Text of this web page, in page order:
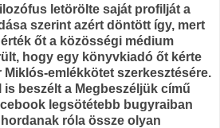
letörölte saját profilját a
szerint azért döntött így, mert
őt a közösségi médium
hogy egy könyvkiadó őt kérte
Miklós-emlékkötet szerkesztésére.
beszélt a Megbeszéljük című
legsötétebb bugyraiban
róla össze olyan